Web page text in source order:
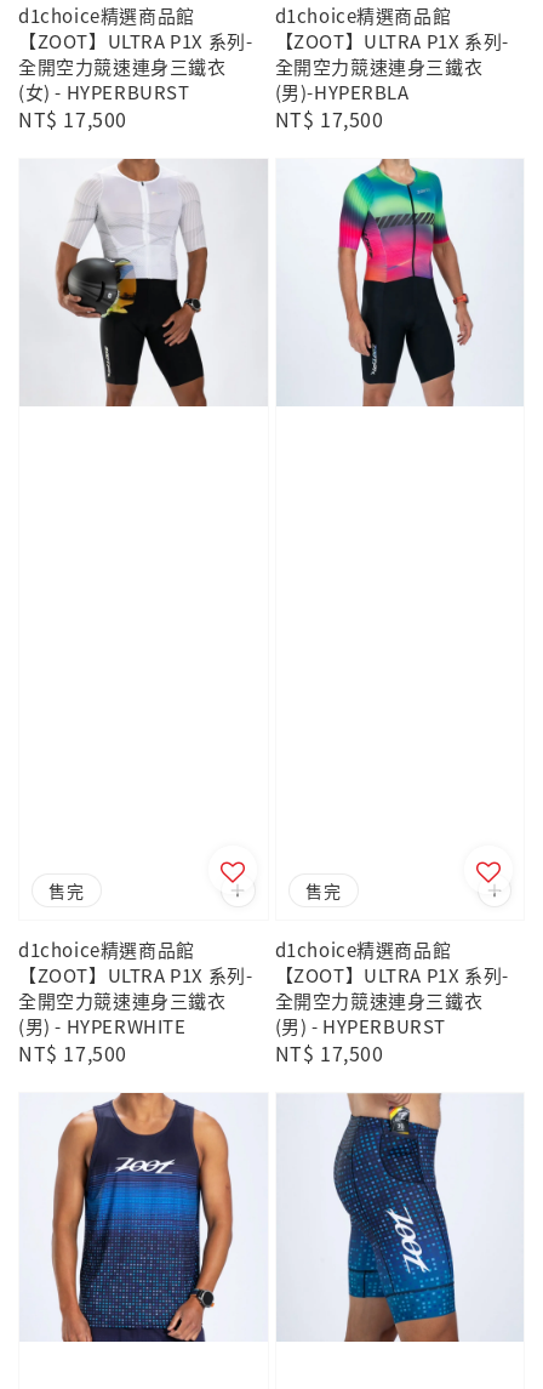
d1choice精選商品館
【ZOOT】ULTRA P1X 系列-
全開空力競速連身三鐵衣
(女) - HYPERBURST
Regular
NT$ 17,500
d1choice精選商品館
【ZOOT】ULTRA P1X 系列-
全開空力競速連身三鐵衣
(男)-HYPERBLA
Regular
NT$ 17,500
售完
d1choice精選商品館
【ZOOT】ULTRA P1X 系列-
全開空力競速連身三鐵衣
(男) - HYPERWHITE
Regular
NT$ 17,500
售完
d1choice精選商品館
【ZOOT】ULTRA P1X 系列-
全開空力競速連身三鐵衣
(男) - HYPERBURST
Regular
NT$ 17,500